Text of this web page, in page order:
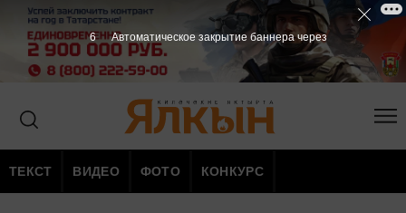
ТЕКСТ ВИДЕО ФОТО КОНКУРС
5 Автоматическое закрытие баннера через